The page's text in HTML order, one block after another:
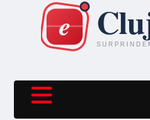
content